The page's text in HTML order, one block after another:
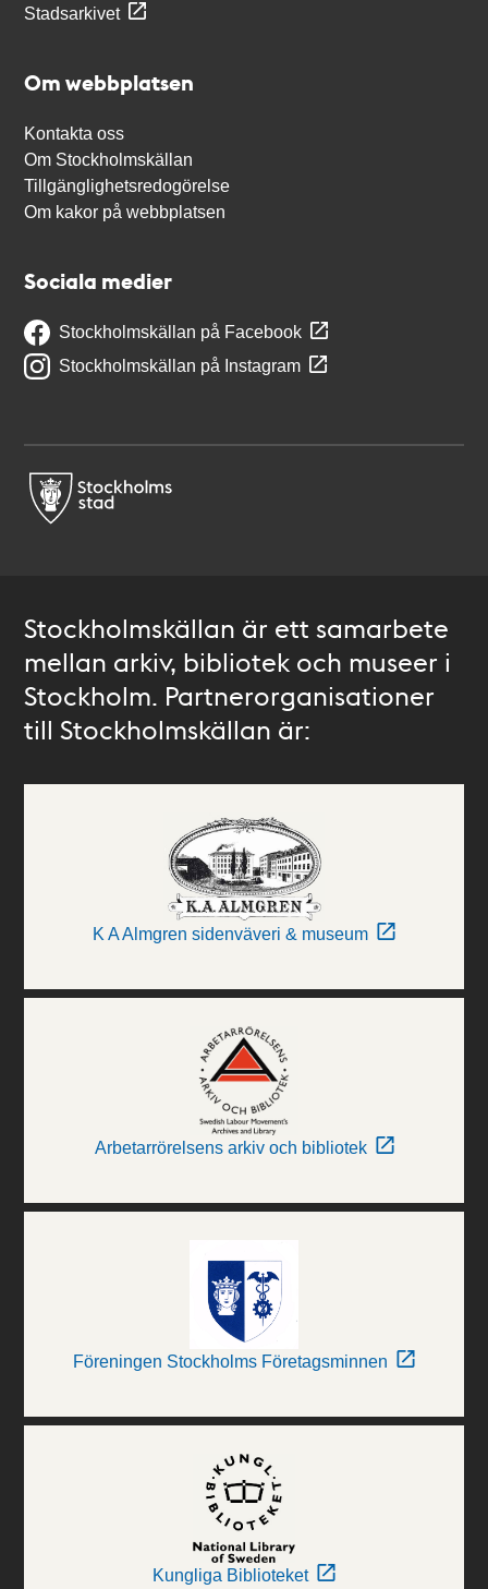
Stadsarkivet
Om webbplatsen
Kontakta oss
Om Stockholmskällan
Tillgänglighetsredogörelse
Om kakor på webbplatsen
Sociala medier
Stockholmskällan på Facebook
Stockholmskällan på Instagram
Stockholmskällan är ett samarbete
mellan arkiv, bibliotek och museer i
Stockholm. Partnerorganisationer
till Stockholmskällan är:
K A Almgren sidenväveri & museum
Arbetarrörelsens arkiv och bibliotek
Föreningen Stockholms Företagsminnen
Kungliga Biblioteket